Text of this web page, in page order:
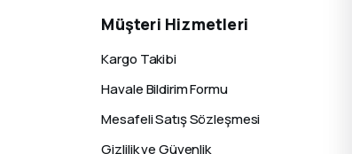
Müşteri Hizmetleri
Kargo Takibi
Havale Bildirim Formu
Mesafeli Satış Sözleşmesi
Gizlilik ve Güvenlik